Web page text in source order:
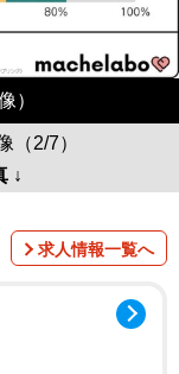
）
（2/7）
↓
求人情報一覧へ